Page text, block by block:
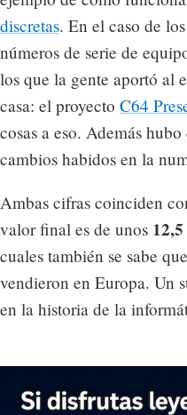
discretas. En el caso de
números de serie de
los que la gente aportó al
casa: el proyecto C64
cosas a eso. Además
cambios habidos en la
Ambas cifras coinciden
valor final es de unos
cuales también se sabe
vendieron en Europa. Un
en la historia de la